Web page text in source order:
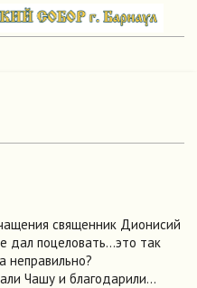
священник Дионисий
дал поцеловать...это так
неправильно?
Чашу и благодарили...